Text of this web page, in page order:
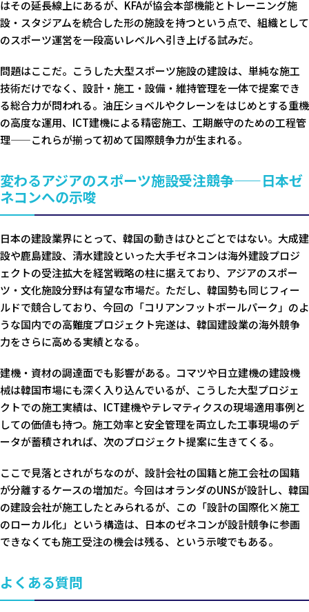
はその延長線上にあるが、KFAが協会本部機能とトレーニング施
設・スタジアムを統合した形の施設を持つという点で、組織として
のスポーツ運営を一段高いレベルへ引き上げる試みだ。
問題はここだ。こうした大型スポーツ施設の建設は、単純な施工
技術だけでなく、設計・施工・設備・維持管理を一体で提案でき
る総合力が問われる。油圧ショベルやクレーンをはじめとする重機
の高度な運用、ICT建機による精密施工、工期厳守のための工程管
理——これらが揃って初めて国際競争力が生まれる。
変わるアジアのスポーツ施設受注競争——日本ゼ
ネコンへの示唆
日本の建設業界にとって、韓国の動きはひとごとではない。大成建
設や鹿島建設、清水建設といった大手ゼネコンは海外建設プロジ
ェクトの受注拡大を経営戦略の柱に据えており、アジアのスポー
ツ・文化施設分野は有望な市場だ。ただし、韓国勢も同じフィー
ルドで競合しており、今回の「コリアンフットボールパーク」のよ
うな国内での高難度プロジェクト完遂は、韓国建設業の海外競争
力をさらに高める実績となる。
建機・資材の調達面でも影響がある。コマツや日立建機の建設機
械は韓国市場にも深く入り込んでいるが、こうした大型プロジェ
クトでの施工実績は、ICT建機やテレマティクスの現場適用事例と
しての価値も持つ。施工効率と安全管理を両立した工事現場のデ
ータが蓄積されれば、次のプロジェクト提案に生きてくる。
ここで見落とされがちなのが、設計会社の国籍と施工会社の国籍
が分離するケースの増加だ。今回はオランダのUNSが設計し、韓国
の建設会社が施工したとみられるが、この「設計の国際化×施工
のローカル化」という構造は、日本のゼネコンが設計競争に参画
できなくても施工受注の機会は残る、という示唆でもある。
よくある質問